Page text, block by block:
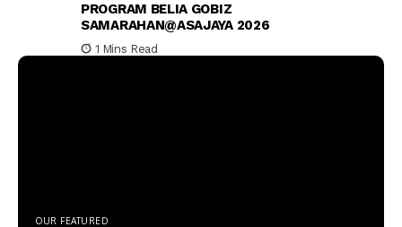
PROGRAM BELIA GOBIZ
SAMARAHAN@ASAJAYA 2026
1 Mins Read
OUR FEATURED